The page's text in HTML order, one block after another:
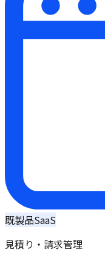
既製品SaaS
見積り・請求管理